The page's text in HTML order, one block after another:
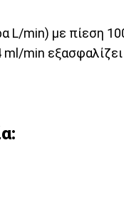
min) με πίεση
min εξασφαλίζει